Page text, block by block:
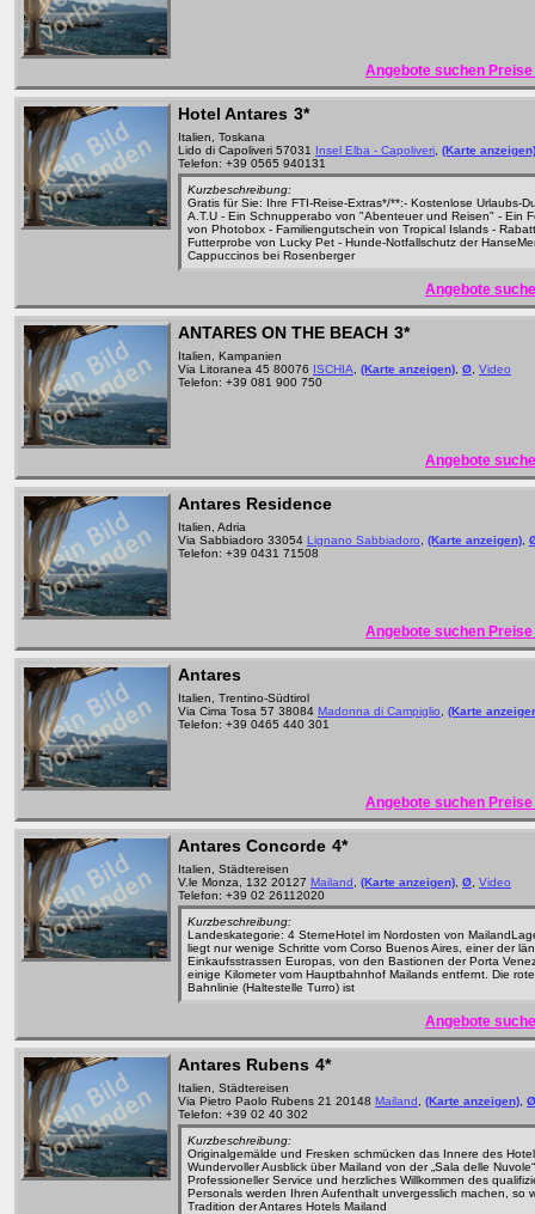
Angebote suchen
Hotel Antares 3*
Italien, Toskana
Lido di Capoliveri 57031 Insel Elba - Capoliveri (Karte anzeigen)
Telefon: +39 0565 940131
Kurzbeschreibung:
Gratis für Sie: Ihre FTI-Reise-Extras*/**:- Kostenlose Urlaubs-
A.T.U - Ein Schnupperabo von "Abenteuer und Reisen" - Ein
von Photobox - Familiengutschein von Tropical Islands -
Futterprobe von Lucky Pet - Hunde-Notfallschutz der
Cappuccinos bei Rosenberger
Angebote
ANTARES ON THE BEACH 3*
Italien, Kampanien
Via Litoranea 45 80076 ISCHIA (Karte anzeigen) Ø Video
Telefon: +39 081 900 750
Angebote
Antares Residence
Italien, Adria
Via Sabbiadoro 33054 Lignano Sabbiadoro (Karte anzeigen)
Telefon: +39 0431 71508
Angebote suchen
Antares
Italien, Trentino-Südtirol
Via Cima Tosa 57 38084 Madonna di Campiglio
(Karte
Telefon: +39 0465 440 301
Angebote suchen
Antares Concorde 4*
Italien, Städtereisen
V.le Monza, 132 20127 Mailand (Karte anzeigen) Ø Video
Telefon: +39 02 26112020
Kurzbeschreibung:
Landeskategorie: 4 SterneHotel im Nordosten von
liegt nur wenige Schritte vom Corso Buenos Aires, einer der
Einkaufsstrassen Europas, von den Bastionen der Porta
einige Kilometer vom Hauptbahnhof Mailands entfernt. Die
Bahnlinie (Haltestelle Turro) ist
Angebote
Antares Rubens 4*
Italien, Städtereisen
Via Pietro Paolo Rubens 21 20148 Mailand (Karte anzeigen) Ø
Telefon: +39 02 40 302
Kurzbeschreibung:
Originalgemälde und Fresken schmücken das Innere des
Wundervoller Ausblick über Mailand von der „Sala delle
Professioneller Service und herzliches Willkommen des
Personals werden Ihren Aufenthalt unvergesslich machen, so
Tradition der Antares Hotels Mailand